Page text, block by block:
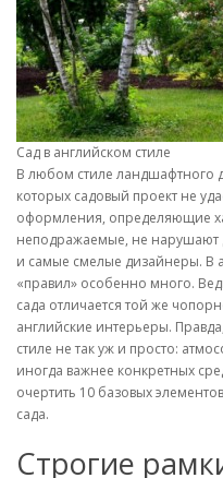
Сад в английском стиле
В любом стиле ландшафтного
которых садовый проект не
оформления, определяющие
неподражаемые, не нарушают
и самые смелые дизайнеры. В
«правил» особенно много.
сада отличается той же
английские интерьеры.
стиле не так уж и просто:
иногда важнее конкретных
очертить 10 базовых
сада.
Строгие